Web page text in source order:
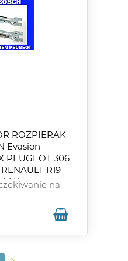
ROZPIERAK
Evasion
PEUGEOT 306
R19
Kangoo na